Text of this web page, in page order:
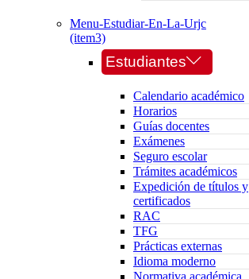
Menu-Estudiar-En-La-Urjc
(item3)
Estudiantes
Calendario académico
Horarios
Guías docentes
Exámenes
Seguro escolar
Trámites académicos
Expedición de títulos y
certificados
RAC
TFG
Prácticas externas
Idioma moderno